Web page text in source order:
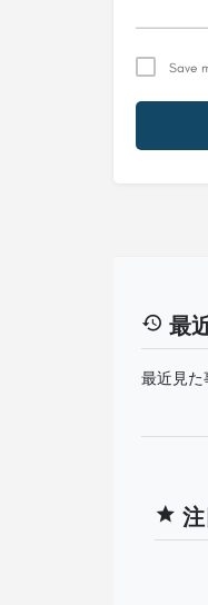
Save
最
最近見た